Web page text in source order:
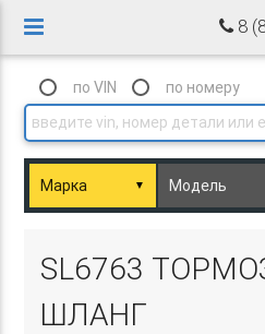
8
по VIN по номеру
▼
SL6763
ШЛАНГ